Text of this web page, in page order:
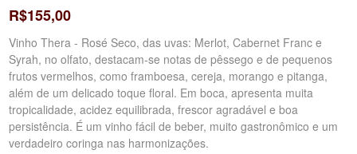
R$155,00
Vinho Thera - Rosé Seco, das uvas: Merlot, Cabernet Franc e
Syrah, no olfato, destacam-se notas de pêssego e de pequenos
frutos vermelhos, como framboesa, cereja, morango e pitanga,
além de um delicado toque floral. Em boca, apresenta muita
tropicalidade, acidez equilibrada, frescor agradável e boa
persistência. É um vinho fácil de beber, muito gastronômico e um
verdadeiro coringa nas harmonizações.